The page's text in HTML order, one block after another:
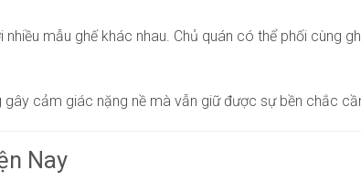
mẫu ghế khác nhau. Chủ quán có thể phối cùng
cảm giác nặng nề mà vẫn giữ được sự bền chắc
Nay